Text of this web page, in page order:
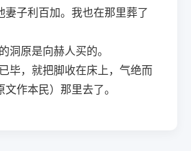
妻子利百加。我也在那里葬了
洞原是向赫人买的。
毕，就把脚收在床上，气绝而
作本民）那里去了。